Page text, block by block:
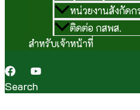
หน่วยงานสังกัด
ติดต่อ กสพส.
สำหรับเจ้าหน้าที่
Search